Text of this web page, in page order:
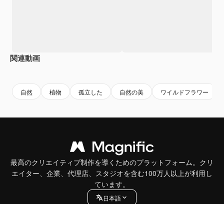
関連動画
自然 植物 孤立した 自然の美 ワイルドフラワー
最高のクリエイティブ制作を導くためのプラットフォーム。クリ
エイター、企業、代理店、スタジオを含む100万人以上が利用し
ています。
日本語